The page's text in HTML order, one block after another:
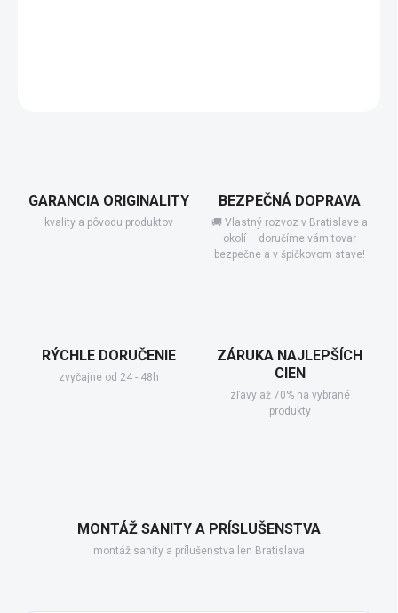
GARANCIA ORIGINALITY
kvality a pôvodu produktov
BEZPEČNÁ DOPRAVA
🚚 Vlastný rozvoz v Bratislave a
okolí – doručíme vám tovar
bezpečne a v špičkovom stave!
RÝCHLE DORUČENIE
zvyčajne od 24 - 48h
ZÁRUKA NAJLEPŠÍCH
CIEN
zľavy až 70% na vybrané
produkty
MONTÁŽ SANITY A PRÍSLUŠENSTVA
montáž sanity a prílušenstva len Bratislava